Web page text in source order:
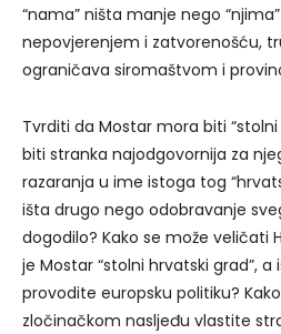
“nama” ništa manje nego
nepovjerenjem i zatvorenošću,
ograničava siromaštvom i
Tvrditi da Mostar mora biti
biti stranka najodgovornija za
razaranja u ime istoga tog
išta drugo nego odobravanje
dogodilo? Kako se može veličati
je Mostar “stolni hrvatski grad”,
provodite europsku politiku?
zločinačkom nasljeđu vlastite